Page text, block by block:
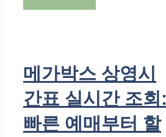
메가박스 상영시
간표 실시간 조회:
빠른 예매부터 할